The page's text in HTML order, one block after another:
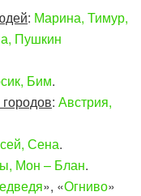
: Марина, Тимур,
Пушкин
Бим.
: Австрия,
Сена.
Мон – Блан.
», «Огниво»